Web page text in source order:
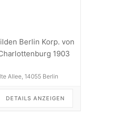
Berlin Korp. von
1903
Allee, 14055 Berlin
DETAILS ANZEIGEN